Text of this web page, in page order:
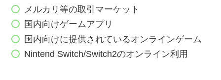
メルカリ等の取引マーケット
国内向けゲームアプリ
国内向けに提供されているオンラインゲーム
Nintend Switch/Switch2のオンライン利用